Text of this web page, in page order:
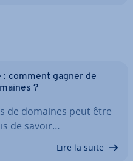
: comment gagner de
?
de domaines peut être
de savoir…
Lire la suite